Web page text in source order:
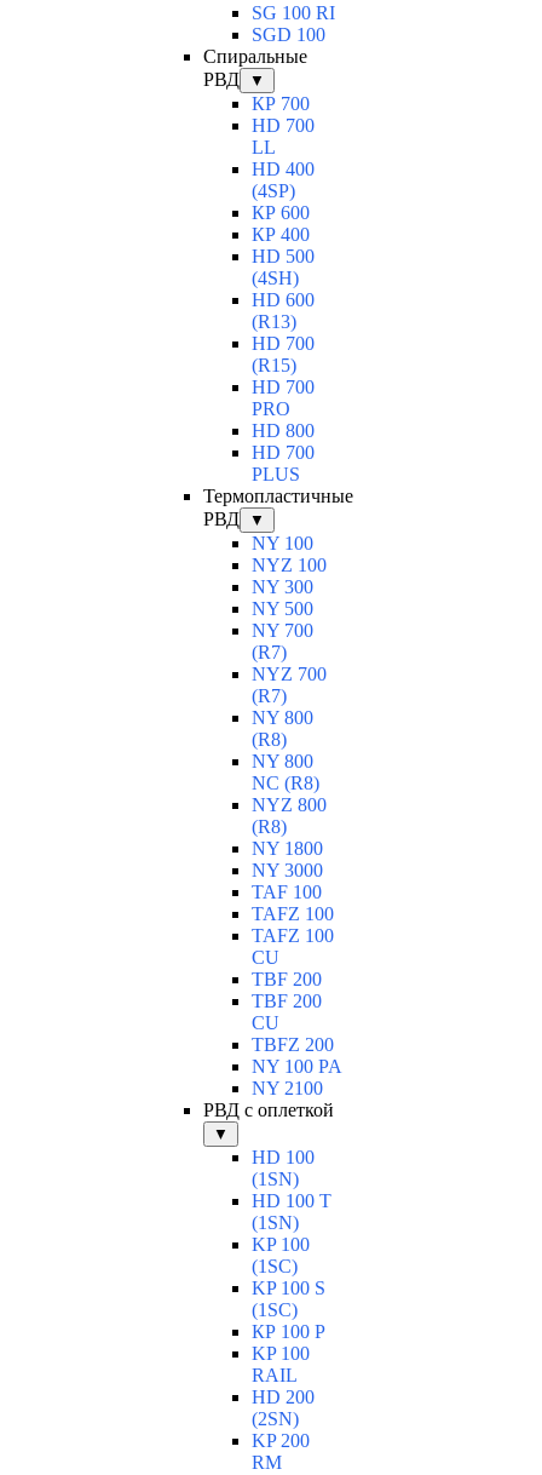
SG 100 RI
SGD 100
Спиральные
РВД
▼
КР 700
HD 700
LL
HD 400
(4SP)
КР 600
КР 400
HD 500
(4SН)
HD 600
(R13)
HD 700
(R15)
HD 700
PRO
HD 800
HD 700
PLUS
Термопластичные
РВД
▼
NY 100
NYZ 100
NY 300
NY 500
NY 700
(R7)
NYZ 700
(R7)
NY 800
(R8)
NY 800
NC (R8)
NYZ 800
(R8)
NY 1800
NY 3000
TAF 100
TAFZ 100
TAFZ 100
CU
TBF 200
TBF 200
CU
TBFZ 200
NY 100 PA
NY 2100
РВД с оплеткой
▼
HD 100
(1SN)
HD 100 T
(1SN)
KP 100
(1SC)
KP 100 S
(1SC)
КР 100 Р
KP 100
RAIL
HD 200
(2SN)
KP 200
RM